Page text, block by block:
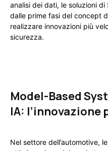
analisi dei dati, le soluzioni
dalle prime fasi del concept
realizzare innovazioni più
sicurezza.
Model-Based
IA: l’innovazione
Nel settore dell’automotive,